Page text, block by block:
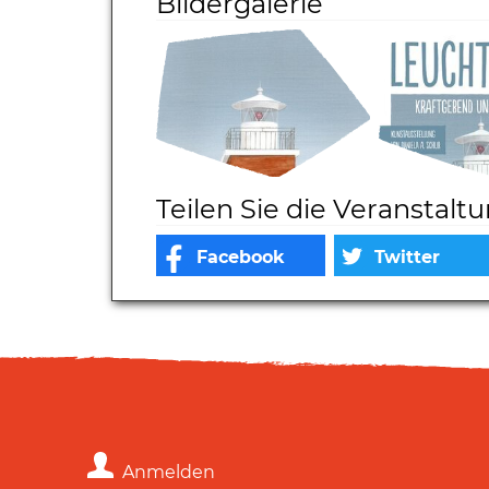
Teilen Sie die
Anmelden